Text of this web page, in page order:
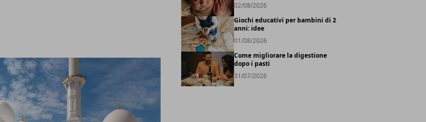
02/08/2026
Giochi educativi per bambini di 2
anni: idee
01/08/2026
Come migliorare la digestione
dopo i pasti
31/07/2026